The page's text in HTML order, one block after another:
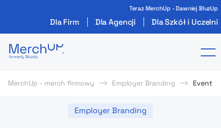
Teraz MerchUp - Dawniej BluzUp
Dla Firm Dla Agencji Dla Szkół i Uczelni
Odzież reklamowa z nadrukiem i gadżety
MerchUp - merch firmowy Employer Branding Event
Employer Branding